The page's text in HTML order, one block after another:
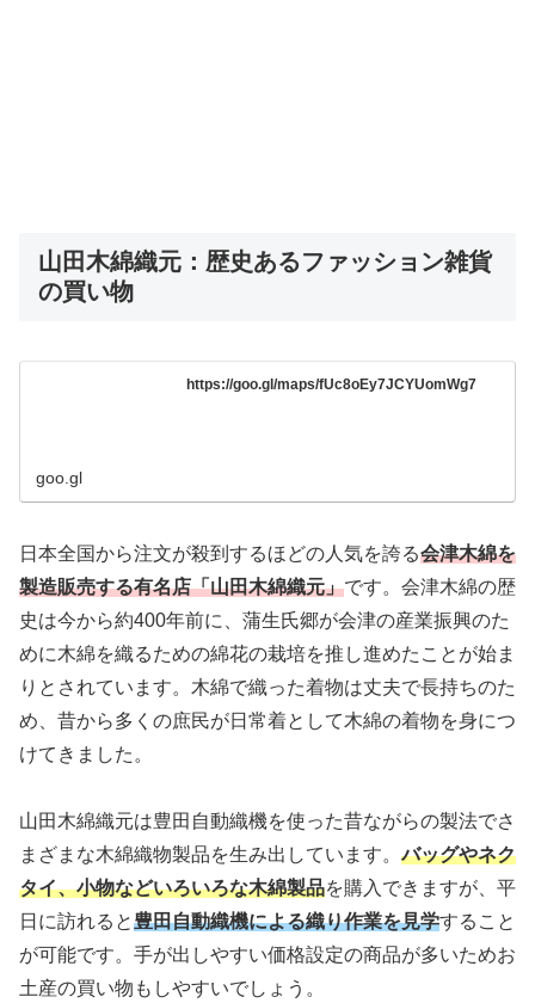
山田木綿織元：歴史あるファッション雑貨
の買い物
https://goo.gl/maps/fUc8oEy7JCYUomWg7
goo.gl
日本全国から注文が殺到するほどの人気を誇る会津木綿を
製造販売する有名店「山田木綿織元」です。会津木綿の歴
史は今から約400年前に、蒲生氏郷が会津の産業振興のた
めに木綿を織るための綿花の栽培を推し進めたことが始ま
りとされています。木綿で織った着物は丈夫で長持ちのた
め、昔から多くの庶民が日常着として木綿の着物を身につ
けてきました。
山田木綿織元は豊田自動織機を使った昔ながらの製法でさ
まざまな木綿織物製品を生み出しています。バッグやネク
タイ、小物などいろいろな木綿製品を購入できますが、平
日に訪れると豊田自動織機による織り作業を見学すること
が可能です。手が出しやすい価格設定の商品が多いためお
土産の買い物もしやすいでしょう。